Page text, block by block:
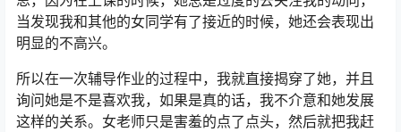
当发现我和其他的女同学有了接近的时候，她还会表现出
明显的不高兴。
所以在一次辅导作业的过程中，我就直接揭穿了她，并且
询问她是不是喜欢我，如果是真的话，我不介意和她发展
这样的关系。女老师只是害羞的点了点头，然后就把我赶